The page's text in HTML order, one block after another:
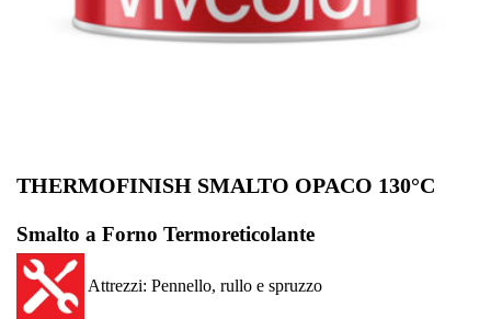
THERMOFINISH SMALTO OPACO 130°C
Smalto a Forno Termoreticolante
Attrezzi: Pennello, rullo e spruzzo